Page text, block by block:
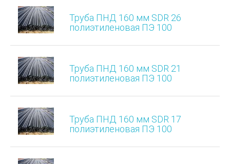
Труба ПНД 160 мм SDR 26
полиэтиленовая ПЭ 100
Труба ПНД 160 мм SDR 21
полиэтиленовая ПЭ 100
Труба ПНД 160 мм SDR 17
полиэтиленовая ПЭ 100